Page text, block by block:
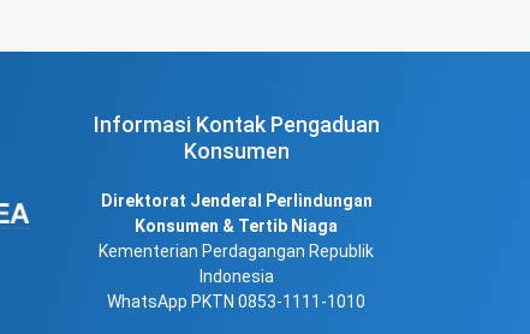
Informasi Kontak Pengaduan
Konsumen
Direktorat Jenderal Perlindungan
Konsumen & Tertib Niaga
Kementerian Perdagangan Republik
Indonesia
WhatsApp PKTN 0853-1111-1010